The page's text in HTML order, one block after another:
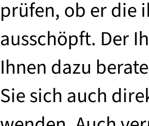
prüfen, ob er die
ausschöpft. Der
Ihnen dazu
Sie sich auch